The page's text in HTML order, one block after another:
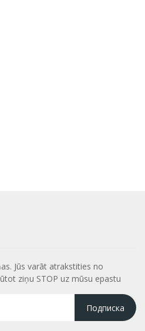
Jūs varāt atrakstities no
ziņu STOP uz mūsu epastu
Подписка